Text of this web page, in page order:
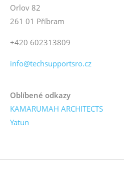
Orlov 82
261 01 Příbram
+420 602313809
info@techsupportsro.cz
Oblíbené odkazy
KAMARUMAH ARCHITECTS
Yatun